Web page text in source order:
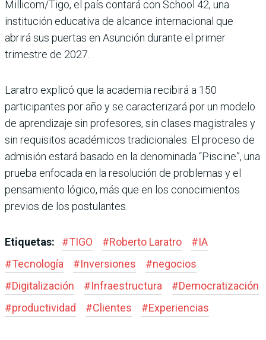
Millicom/Tigo, el país contará con School 42, una
institución educativa de alcance internacional que
abrirá sus puertas en Asunción durante el primer
trimestre de 2027.
Laratro explicó que la academia recibirá a 150
participantes por año y se caracterizará por un modelo
de aprendizaje sin profesores, sin clases magistrales y
sin requisitos académicos tradicionales. El proceso de
admisión estará basado en la denominada “Piscine”, una
prueba enfocada en la resolución de problemas y el
pensamiento lógico, más que en los conocimientos
previos de los postulantes.
Etiquetas: #TIGO #Roberto Laratro #IA
#Tecnología #Inversiones #negocios
#Digitalización #Infraestructura #Democratización
#productividad #Clientes #Experiencias